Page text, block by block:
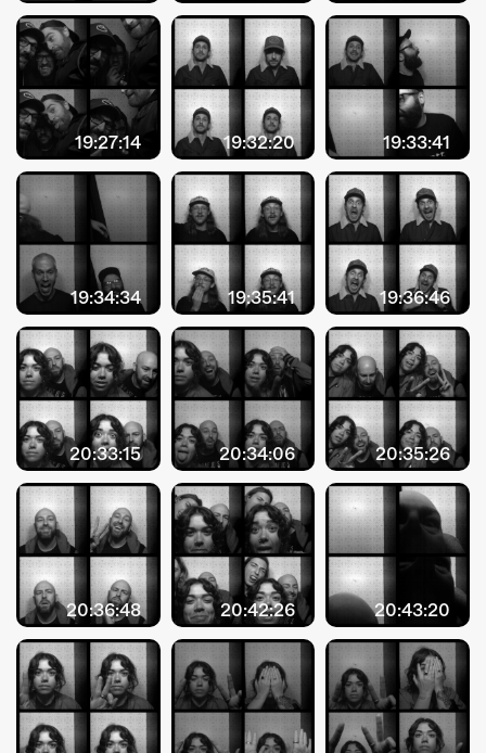
19:27:14 19:32:20 19:33:41
19:34:34 19:35:41 19:36:46
20:33:15 20:34:06 20:35:26
20:36:48 20:42:26 20:43:20